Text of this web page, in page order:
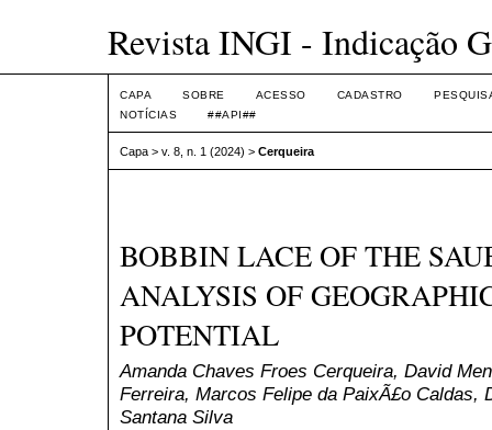
Revista INGI - Indicação
CAPA SOBRE ACESSO CADASTRO
NOTÍCIAS
##API##
Capa > v. 8, n. 1 (2024) > Cerqueira
BOBBIN LACE OF THE
ANALYSIS OF
POTENTIAL
Amanda Chaves Froes Cerqueira, David
Ferreira, Marcos Felipe da PaixÃ£o Caldas,
Santana Silva